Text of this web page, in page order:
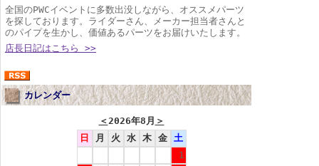
全国のPWCイベントに多数出没しながら、オススメパーツ
を探しております。ライダーさん、メーカー担当者さんと
のパイプを生かし、価値あるパーツをお届けいたします。
店長日記はこちら >>
カレンダー
＜2026年8月 ＞
日
月 火 水 木 金 土
1